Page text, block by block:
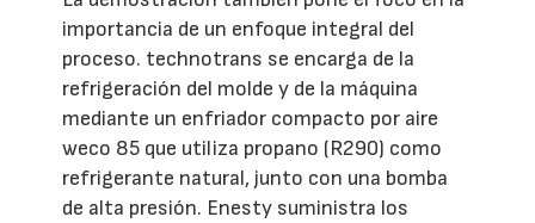
importancia de un enfoque integral del
proceso. technotrans se encarga de la
refrigeración del molde y de la máquina
mediante un enfriador compacto por aire
weco 85 que utiliza propano (R290) como
refrigerante natural, junto con una bomba
de alta presión. Enesty suministra los